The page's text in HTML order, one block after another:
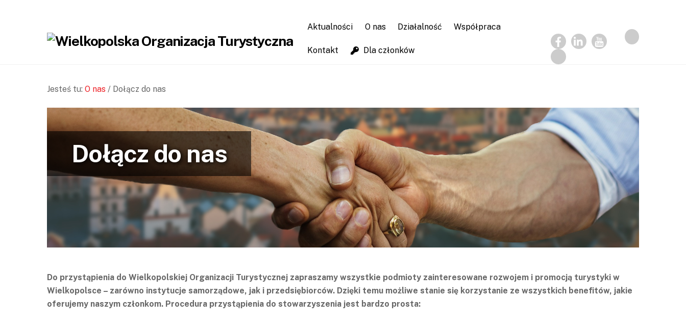
Aktualności O nas Działalność Współpraca
Kontakt Dla członków
Jesteś tu: O nas / Dołącz do nas
Dołącz do nas
Do przystąpienia do Wielkopolskiej Organizacji Turystycznej zapraszamy wszystkie podmioty zainteresowane rozwojem i promocją turystyki w
Wielkopolsce – zarówno instytucje samorządowe, jak i przedsiębiorców. Dzięki temu możliwe stanie się korzystanie ze wszystkich benefitów, jakie
oferujemy naszym członkom. Procedura przystąpienia do stowarzyszenia jest bardzo prosta: